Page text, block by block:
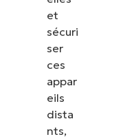
et
sécuri
ser
ces
appar
eils
dista
nts,